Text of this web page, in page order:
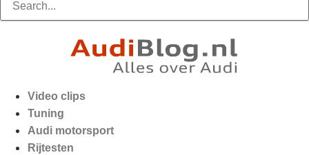
Video clips
Tuning
Audi motorsport
Rijtesten